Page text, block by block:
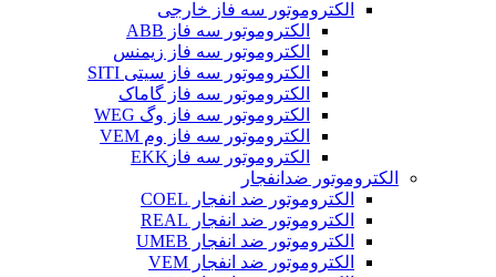
الکتروموتور سه فاز خارجی
الکتروموتور سه فاز ABB
الکتروموتور سه فاز زیمنس
الکتروموتور سه فاز سیتی SITI
الکتروموتور سه فاز گاماک
الکتروموتور سه فاز وگ WEG
الکتروموتور سه فاز وم VEM
الکتروموتور سه فازEKK
الکتروموتور ضدانفجار
الکتروموتور ضد انفجار COEL
الکتروموتور ضد انفجار REAL
الکتروموتور ضد انفجار UMEB
الکتروموتور ضد انفجار VEM